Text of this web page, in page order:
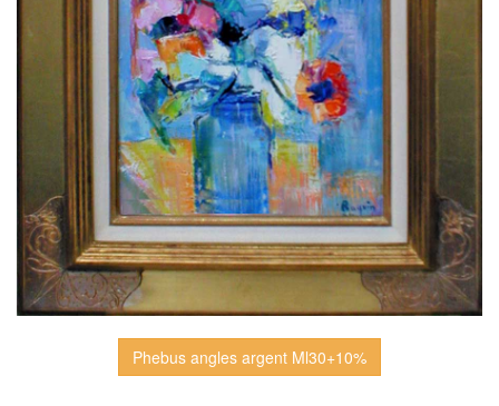
Phebus angles argent Ml30+10%